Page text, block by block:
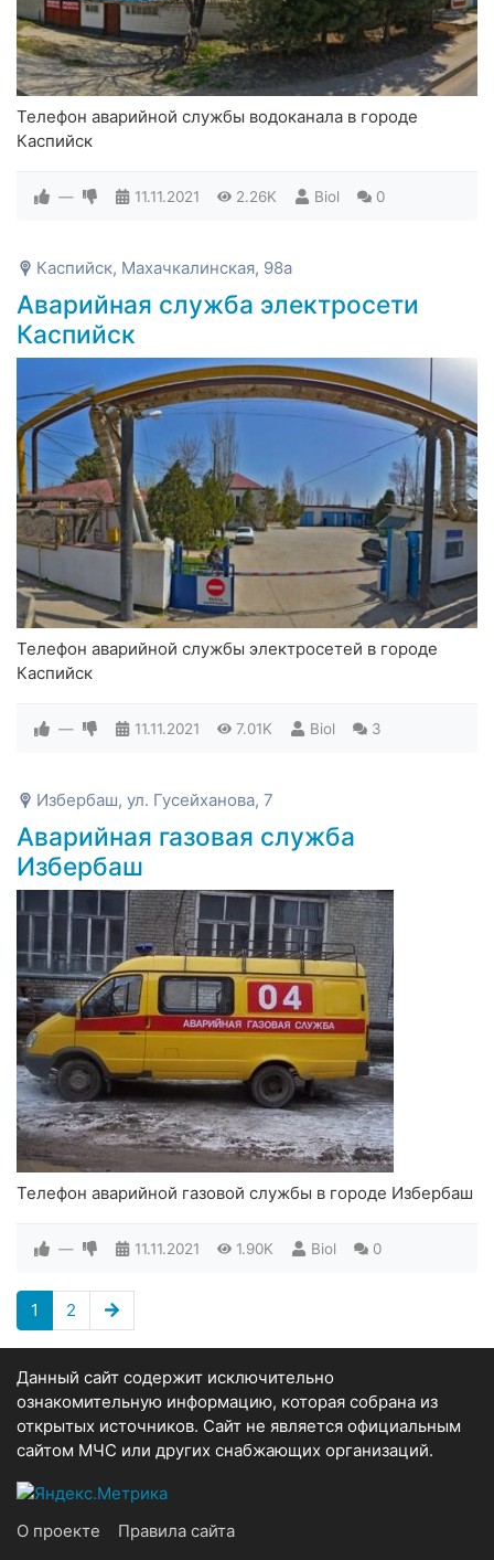
Телефон аварийной службы водоканала в городе
Каспийск
— 11.11.2021 2.26K Biol 0
Каспийск, Махачкалинская, 98а
Аварийная служба электросети
Каспийск
Телефон аварийной службы электросетей в городе
Каспийск
— 11.11.2021 7.01K Biol 3
Избербаш, ул. Гусейханова, 7
Аварийная газовая служба
Избербаш
Телефон аварийной газовой службы в городе Избербаш
— 11.11.2021 1.90K Biol 0
1 2
Данный сайт содержит исключительно
ознакомительную информацию, которая собрана из
открытых источников. Сайт не является официальным
сайтом МЧС или других снабжающих организаций.
О проекте Правила сайта